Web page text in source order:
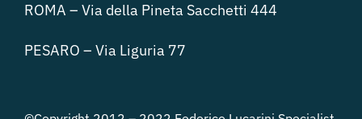
ROMA – Via della Pineta Sacchetti 444
PESARO – Via Liguria 77